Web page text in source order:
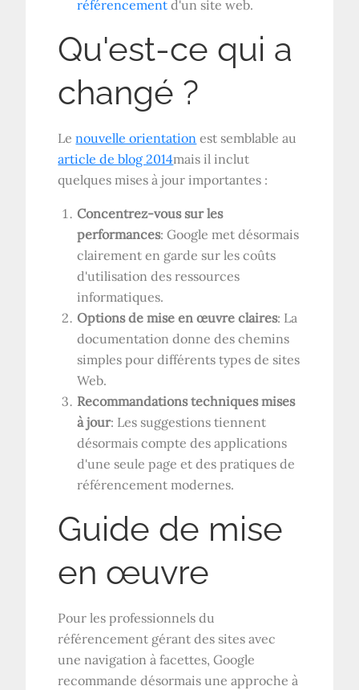
référencement d'un site web.
Qu'est-ce qui a
changé ?
Lenouvelle orientation est semblable au
article de blog 2014mais il inclut
quelques mises à jour importantes :
Concentrez-vous sur les
performances: Google met désormais
clairement en garde sur les coûts
d'utilisation des ressources
informatiques.
Options de mise en œuvre claires: La
documentation donne des chemins
simples pour différents types de sites
Web.
Recommandations techniques mises
à jour: Les suggestions tiennent
désormais compte des applications
d'une seule page et des pratiques de
référencement modernes.
Guide de mise
en œuvre
Pour les professionnels du
référencement gérant des sites avec
une navigation à facettes, Google
recommande désormais une approche à